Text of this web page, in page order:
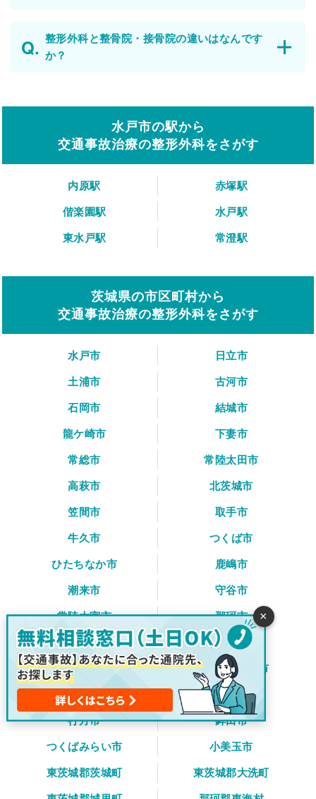
整形外科と整骨院・接骨院の違いはなんです
か？
水戸市の駅から
交通事故治療の整形外科をさがす
内原駅
赤塚駅
偕楽園駅
水戸駅
東水戸駅
常澄駅
茨城県の市区町村から
交通事故治療の整形外科をさがす
水戸市
日立市
土浦市
古河市
石岡市
結城市
龍ケ崎市
下妻市
常総市
常陸太田市
高萩市
北茨城市
笠間市
取手市
牛久市
つくば市
ひたちなか市
鹿嶋市
潮来市
守谷市
常陸大宮市
那珂市
筑西市
坂東市
稲敷市
かすみがうら市
桜川市
神栖市
行方市
鉾田市
つくばみらい市
小美玉市
東茨城郡茨城町
東茨城郡大洗町
×